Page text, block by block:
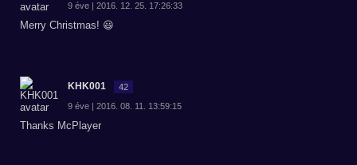
9 éve | 2016. 12. 25. 17:26:33
Merry Christmas! 😃
KHK001 42
9 éve | 2016. 08. 11. 13:59:15
Thanks McPlayer